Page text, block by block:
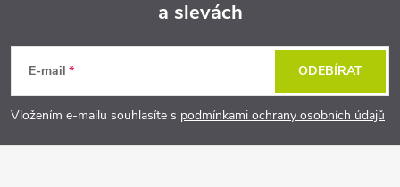
p
a
a slevách
E-mail
Vložením e-mailu souhlasíte s podmínkami ochrany osobních údajů
ODEBÍRAT